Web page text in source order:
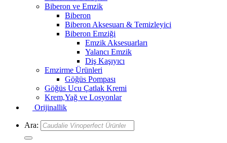
Biberon ve Emzik
Biberon
Biberon Aksesuarı & Temizleyici
Biberon Emziği
Emzik Aksesuarları
Yalancı Emzik
Diş Kaşıyıcı
Emzirme Ürünleri
Göğüs Pompası
Göğüs Ucu Çatlak Kremi
Krem,Yağ ve Losyonlar
Orijinallik
Ara: